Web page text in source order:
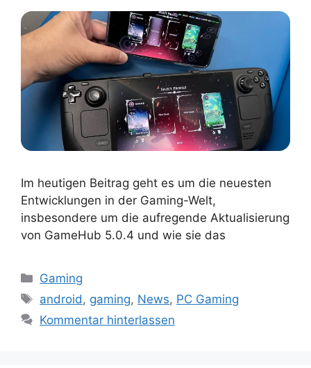
Im heutigen Beitrag geht es um die neuesten
Entwicklungen in der Gaming-Welt,
insbesondere um die aufregende Aktualisierung
von GameHub 5.0.4 und wie sie das
Kategorien
Gaming
Schlagwörter
android , gaming, News, PC Gaming
Kommentar hinterlassen